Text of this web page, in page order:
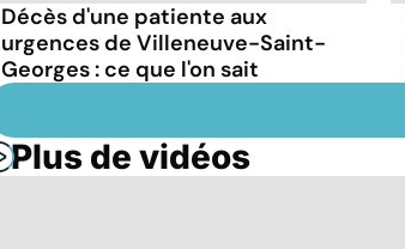
Décès d'une patiente aux
urgences de Villeneuve-Saint-
Georges : ce que l'on sait
Plus de vidéos